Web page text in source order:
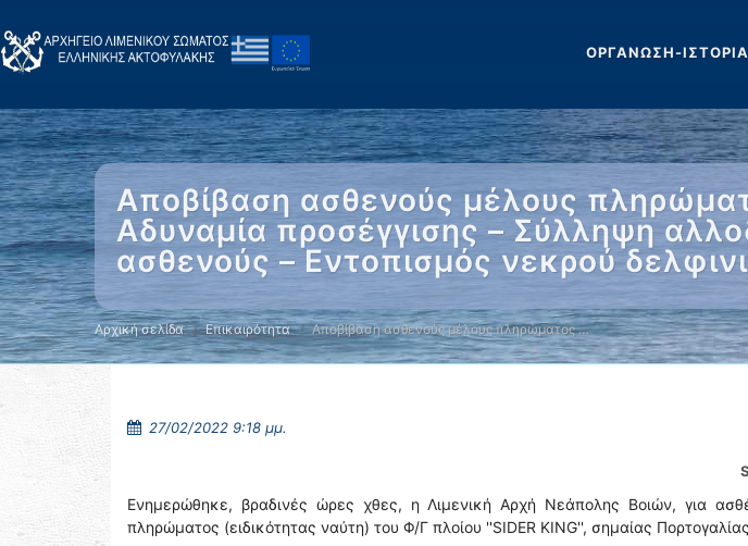
ΟΡΓΑΝΩΣΗ-ΙΣΤΟΡΙΑ
Αποβίβαση ασθενούς μέλους
Αδυναμία προσέγγισης – Σύλληψη
ασθενούς – Εντοπισμός νεκρού
Αρχική σελίδα Επικαιρότητα Αποβίβαση ασθενούς μέλους πληρώματος …
27/02/2022 9:18 μμ.
Ενημερώθηκε, βραδινές ώρες χθες, η Λιμενική Αρχή Νεάπολης Βοιών, για
πληρώματος (ειδικότητας ναύτη) του Φ/Γ πλοίου ''SIDER KING'', σημαίας